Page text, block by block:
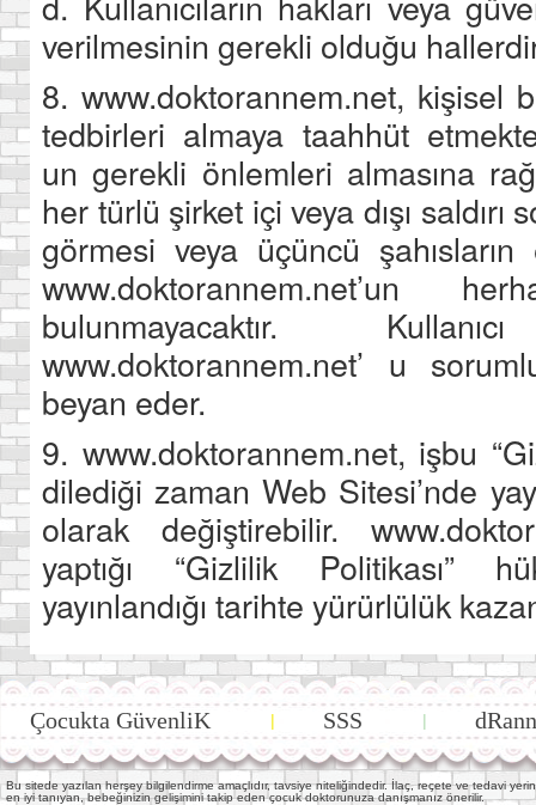
verilmesinin gerekli olduğu
8. www.doktorannem.net, kişisel
tedbirleri almaya taahhüt
un gerekli önlemleri almasına
her türlü şirket içi veya dışı
görmesi veya üçüncü
www.doktorannem.net’un
bulunmayacaktır.
www.doktorannem.net’ u
beyan eder.
9. www.doktorannem.net, işbu
dilediği zaman Web Sitesi’nde
olarak değiştirebilir.
yaptığı “Gizlilik Politikası”
yayınlandığı tarihte yürürlülük
Çocukta GüvenliK | SSS |
Bu sitede yazılan herşey bilgilendirme amaçlıdır, tavsiye niteliğindedir. İlaç, reçete ve tedavi
en iyi tanıyan, bebeğinizin gelişimini takip eden çocuk doktorunuza danışmanız önerilir.